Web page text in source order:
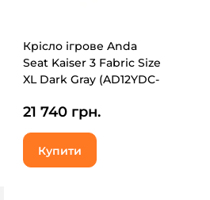
Крісло ігрове Anda
Seat Kaiser 3 Fabric Size
XL Dark Gray (AD12YDC-
21 740 грн.
Купити